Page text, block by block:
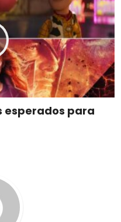
esperados para